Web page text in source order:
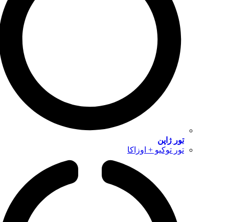
تور ژاپن
تور توکیو + اوزاکا